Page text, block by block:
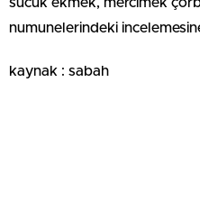
numunelerindeki
kaynak : sabah